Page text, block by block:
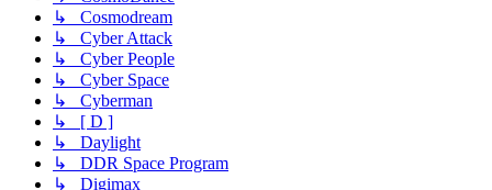
↳ Cosmodream
↳ Cyber Attack
↳ Cyber People
↳ Cyber Space
↳ Cyberman
↳ [ D ]
↳ Daylight
↳ DDR Space Program
↳ Digimax